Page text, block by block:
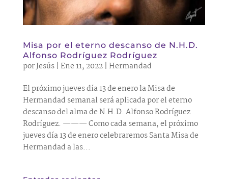
Misa por el eterno descanso de N.H.D.
Alfonso Rodríguez Rodríguez
porJesús| Ene 11, 2022| Hermandad
El próximo jueves día 13 de enero la Misa de
Hermandad semanal será aplicada por el eterno
descanso del alma de N.H.D. Alfonso Rodríguez
Rodríguez. ——— Como cada semana, el próximo
jueves día 13 de enero celebraremos Santa Misa de
Hermandad a las...